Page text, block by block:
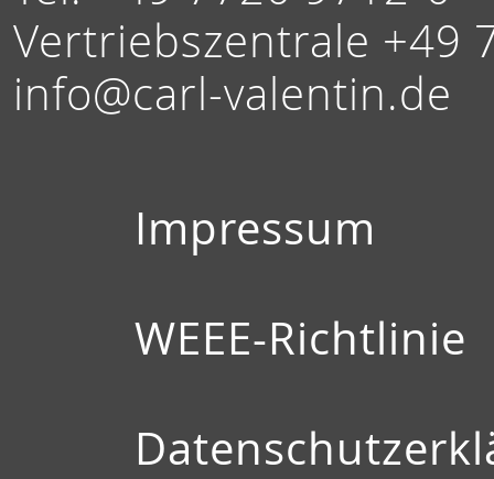
Vertriebszentrale +49
info@carl-valentin.de
Impressum
WEEE-Richtlinie